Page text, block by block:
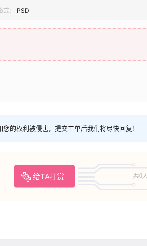
式： PSD
的权利被侵害，提交工单后我们将尽快回复！
给TA打赏 共0人